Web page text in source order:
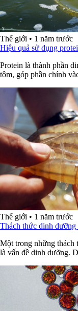
Thế giới • 1 năm trước
Hiệu quả sử dụng
Protein là thành phần
tôm, góp phần chính
Thế giới • 1 năm trước
Thách thức dinh
Một trong những thách
là vấn đề dinh dưỡng.